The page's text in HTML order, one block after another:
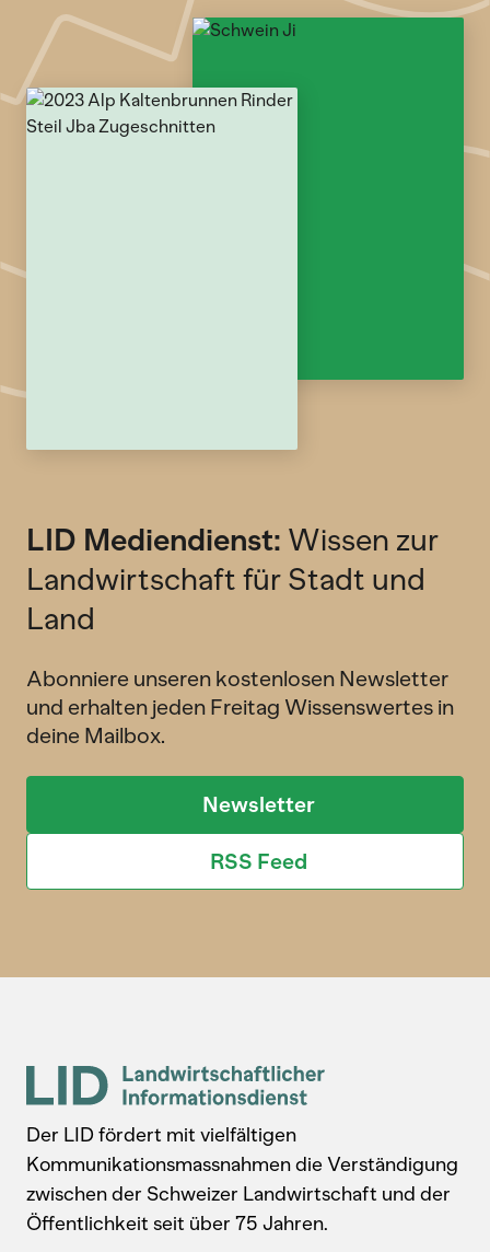
LID Mediendienst: Wissen zur
Landwirtschaft für Stadt und
Land
Abonniere unseren kostenlosen Newsletter
und erhalten jeden Freitag Wissenswertes in
deine Mailbox.
Newsletter
RSS Feed
Der LID fördert mit vielfältigen
Kommunikationsmassnahmen die Verständigung
zwischen der Schweizer Landwirtschaft und der
Öffentlichkeit seit über 75 Jahren.